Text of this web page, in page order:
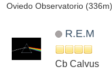
Oviedo Observatorio (336m)
R.E.M
Cb Calvus